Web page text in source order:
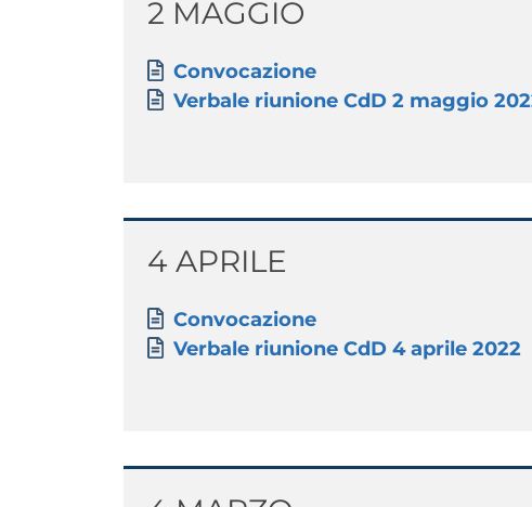
Titolo
2 MAGGIO
Paragrafo
Allegati
Document
Convocazione
Document
Verbale riunione CdD 2 maggio
Titolo
4 APRILE
Paragrafo
Allegati
Document
Convocazione
Document
Verbale riunione CdD 4 aprile 2022